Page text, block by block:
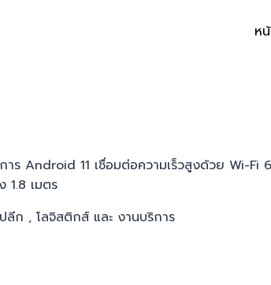
ห
Android 11 เชื่อมต่อความเร็วสูงด้วย Wi-
1.8 เมตร
ลีก , โลจิสติกส์ และ งานบริการ